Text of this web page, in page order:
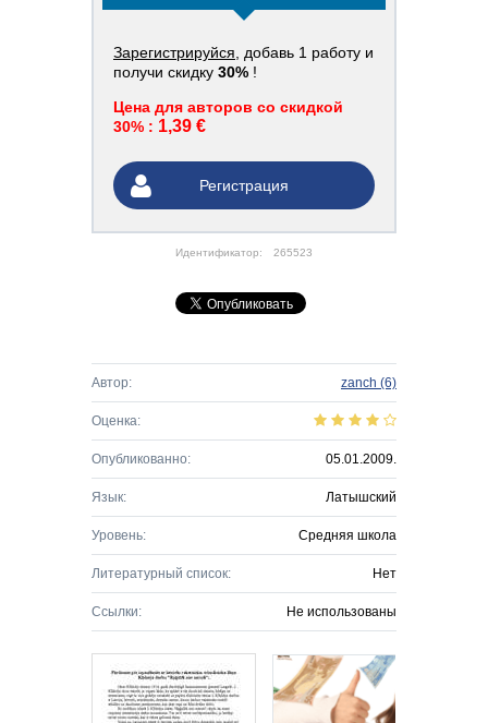
Зарегистрируйся , добавь 1 работу и
получи скидку 30% !
Цена для авторов со скидкой
30% : 1,39 €
Регистрация
Идентификатор: 265523
Автор: zanch (6)
Оценка:
Опубликованно: 05.01.2009.
Язык: Латышский
Уровень: Средняя школа
Литературный список: Нет
Ссылки: Не использованы